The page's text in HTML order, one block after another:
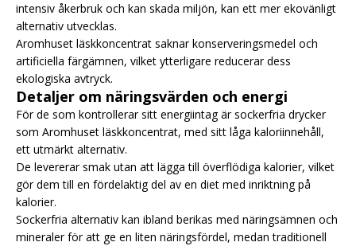
intensiv åkerbruk och kan skada miljön, kan ett mer ekovänligt
alternativ utvecklas.
Aromhuset läskkoncentrat saknar konserveringsmedel och
artificiella färgämnen, vilket ytterligare reducerar dess
ekologiska avtryck.
Detaljer om näringsvärden och energi
För de som kontrollerar sitt energiintag är sockerfria drycker
som Aromhuset läskkoncentrat, med sitt låga kaloriinnehåll,
ett utmärkt alternativ.
De levererar smak utan att lägga till överflödiga kalorier, vilket
gör dem till en fördelaktig del av en diet med inriktning på
kalorier.
Sockerfria alternativ kan ibland berikas med näringsämnen och
mineraler för att ge en liten näringsfördel, medan traditionell